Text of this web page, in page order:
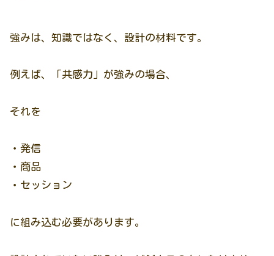
強みは、知識ではなく、設計の材料です。
例えば、「共感力」が強みの場合、
それを
・発信
・商品
・セッション
に組み込む必要があります。